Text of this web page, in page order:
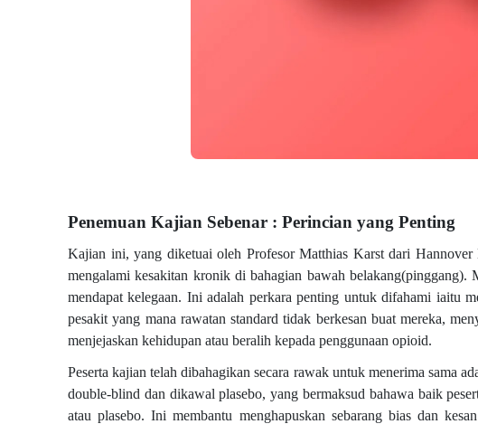
Penemuan Kajian Sebenar : Perincian yang Penting
Kajian ini, yang diketuai oleh Profesor Matthias Karst dari
mengalami kesakitan kronik di bahagian bawah
mendapat kelegaan. Ini adalah perkara penting untuk difahami iaitu
pesakit yang mana rawatan standard tidak berkesan buat mereka,
menjejaskan kehidupan atau beralih kepada penggunaan opioid.
Peserta kajian telah dibahagikan secara rawak untuk menerima sama
double-blind dan dikawal plasebo, yang bermaksud bahawa baik
atau plasebo. Ini membantu menghapuskan sebarang bias dan